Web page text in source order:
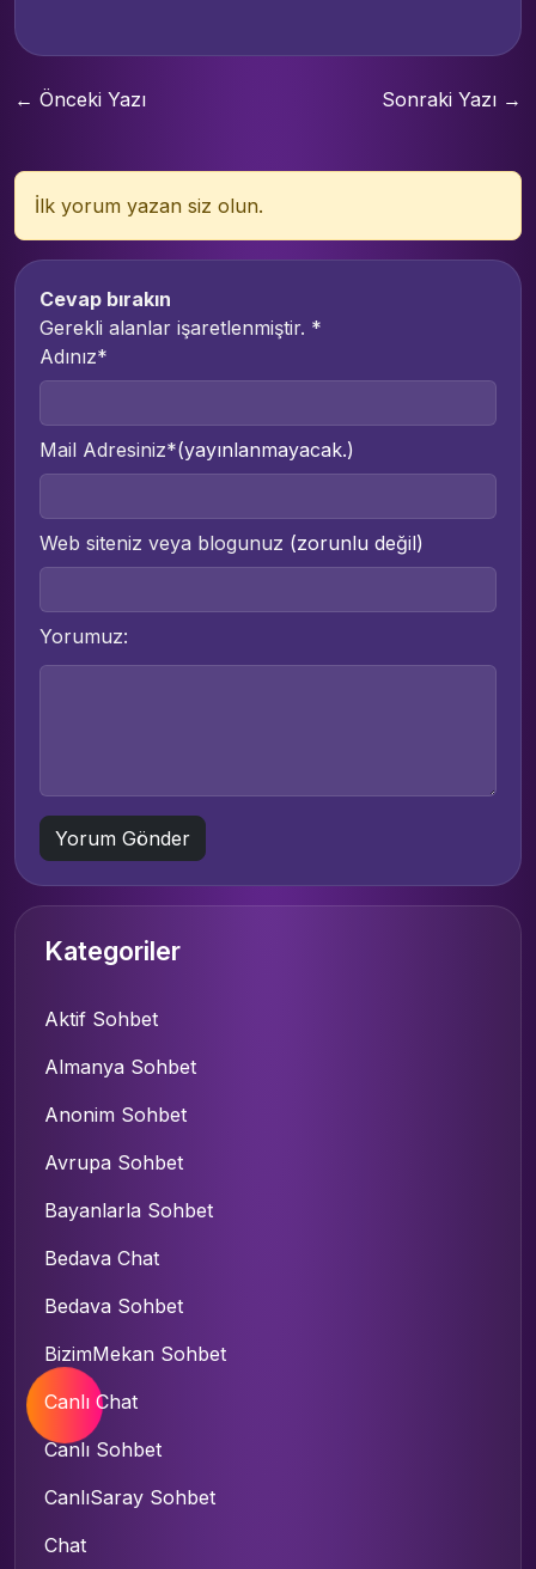
← Önceki Yazı Sonraki Yazı →
İlk yorum yazan siz olun.
Cevap bırakın
Gerekli alanlar işaretlenmiştir. *
Adınız*
Mail Adresiniz*(yayınlanmayacak.)
Web siteniz veya blogunuz (zorunlu değil)
Yorumuz:
Kategoriler
Aktif Sohbet
Almanya Sohbet
Anonim Sohbet
Avrupa Sohbet
Bayanlarla Sohbet
Bedava Chat
Bedava Sohbet
BizimMekan Sohbet
Canlı Chat
Canlı Sohbet
CanlıSaray Sohbet
Chat